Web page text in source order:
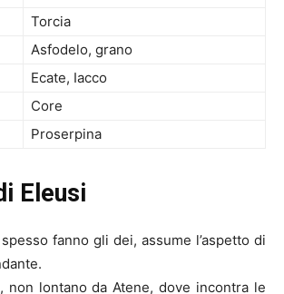
Torcia
Asfodelo, grano
Ecate, Iacco
Core
Proserpina
Eleusi
fanno gli dei, assume l’aspetto di
non lontano da Atene, dove incontra le